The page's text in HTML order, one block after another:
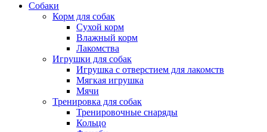
Собаки
Корм для собак
Сухой корм
Влажный корм
Лакомства
Игрушки для собак
Игрушка с отверстием для лакомств
Мягкая игрушка
Мячи
Тренировка для собак
Тренировочные снаряды
Кольцо